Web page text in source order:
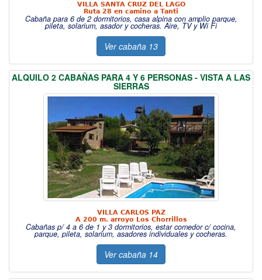
VILLA SANTA CRUZ DEL LAGO
Ruta 28 en camino a Tanti
Cabaña para 6 de 2 dormitorios, casa alpina con amplio parque,
pileta, solarium, asador y cocheras. Aire, TV y Wi Fi
Ver cabaña 13
ALQUILO 2 CABAÑAS PARA 4 Y 6 PERSONAS - VISTA A LAS
SIERRAS
VILLA CARLOS PAZ
A 200 m. arroyo Los Chorrillos
Cabañas p/ 4 a 6 de 1 y 3 dormitorios, estar comedor c/ cocina,
parque, pileta, solarium, asadores individuales y cocheras.
Ver cabaña 14